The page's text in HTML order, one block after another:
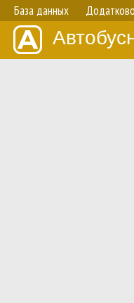
База данных Додатково